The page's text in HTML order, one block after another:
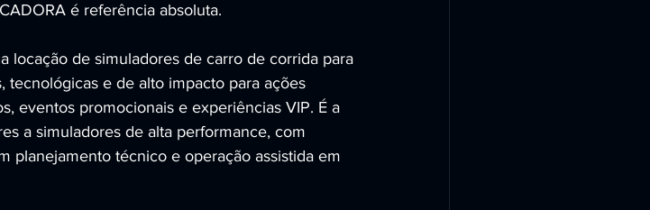
é referência absoluta.
locação de simuladores de carro de corrida para
e de alto impacto para ações
eventos promocionais e experiências VIP. É a
a simuladores de alta performance, com
planejamento técnico e operação assistida em